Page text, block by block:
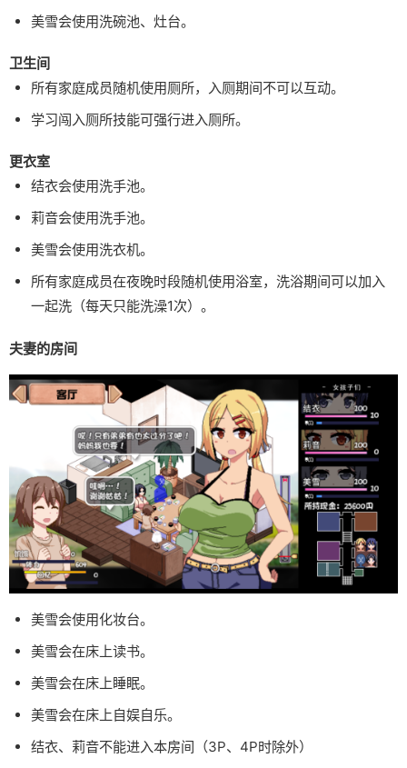
美雪会使用洗碗池、灶台。
卫生间
所有家庭成员随机使用厕所，入厕期间不可以互动。
学习闯入厕所技能可强行进入厕所。
更衣室
结衣会使用洗手池。
莉音会使用洗手池。
美雪会使用洗衣机。
所有家庭成员在夜晚时段随机使用浴室，洗浴期间可以加入
一起洗（每天只能洗澡1次）。
夫妻的房间
美雪会使用化妆台。
美雪会在床上读书。
美雪会在床上睡眠。
美雪会在床上自娱自乐。
结衣、莉音不能进入本房间（3P、4P时除外）